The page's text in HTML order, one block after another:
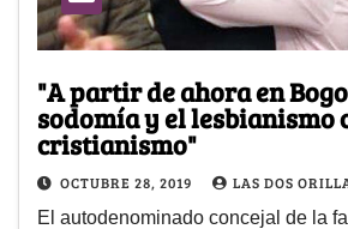
"A partir de ahora en
sodomía y el lesbianismo
cristianismo"
OCTUBRE 28, 2019 LAS DOS
El autodenominado concejal de la